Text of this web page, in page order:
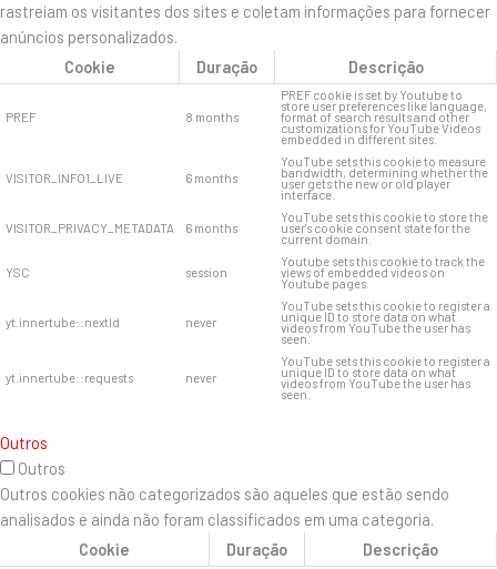
rastreiam os visitantes dos sites e coletam informações para fornecer
anúncios personalizados.
Cookie
Duração Descrição
PREF 8 months
PREF cookie is set by Youtube to
store user preferences like language,
format of search results and other
customizations for YouTube Videos
embedded in different sites.
VISITOR_INFO1_LIVE 6 months
YouTube sets this cookie to measure
bandwidth, determining whether the
user gets the new or old player
interface.
VISITOR_PRIVACY_METADATA 6 months
YouTube sets this cookie to store the
user's cookie consent state for the
current domain.
YSC session
Youtube sets this cookie to track the
views of embedded videos on
Youtube pages.
yt.innertube::nextId never
YouTube sets this cookie to register a
unique ID to store data on what
videos from YouTube the user has
seen.
yt.innertube::requests never
YouTube sets this cookie to register a
unique ID to store data on what
videos from YouTube the user has
seen.
Outros
Outros
Outros cookies não categorizados são aqueles que estão sendo
analisados ​​e ainda não foram classificados em uma categoria.
Cookie
Duração Descrição